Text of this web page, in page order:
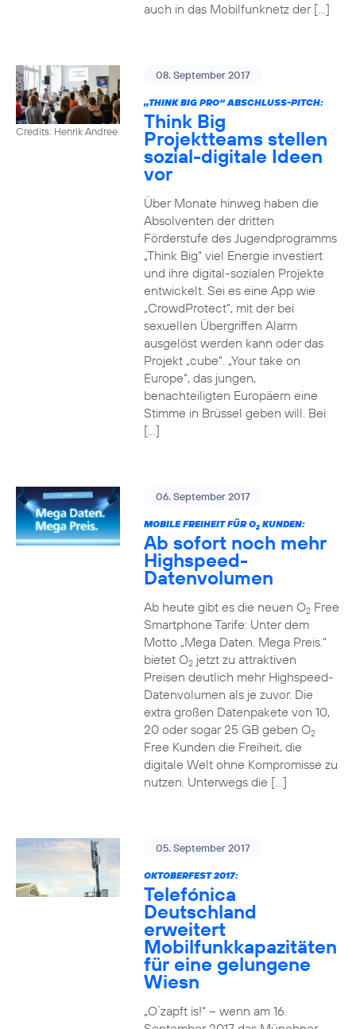
auch in das Mobilfunknetz der […]
Credits: Henrik Andree
08. September 2017
„THINK BIG PRO“ ABSCHLUSS-PITCH:
Think Big
Projektteams stellen
sozial-digitale Ideen
vor
Über Monate hinweg haben die
Absolventen der dritten
Förderstufe des Jugendprogramms
„Think Big“ viel Energie investiert
und ihre digital-sozialen Projekte
entwickelt. Sei es eine App wie
„CrowdProtect“, mit der bei
sexuellen Übergriffen Alarm
ausgelöst werden kann oder das
Projekt „cube“. „Your take on
Europe“, das jungen,
benachteiligten Europäern eine
Stimme in Brüssel geben will. Bei
[…]
06. September 2017
MOBILE FREIHEIT FÜR O2KUNDEN:
Ab sofort noch mehr
Highspeed-
Datenvolumen
Ab heute gibt es die neuen O2Free
Smartphone Tarife: Unter dem
Motto „Mega Daten. Mega Preis.“
bietet O2jetzt zu attraktiven
Preisen deutlich mehr Highspeed-
Datenvolumen als je zuvor. Die
extra großen Datenpakete von 10,
20 oder sogar 25 GB geben O2
Free Kunden die Freiheit, die
digitale Welt ohne Kompromisse zu
nutzen. Unterwegs die […]
05. September 2017
OKTOBERFEST 2017:
Telefónica
Deutschland
erweitert
Mobilfunkkapazitäten
für eine gelungene
Wiesn
„O`zapft is!“ – wenn am 16.